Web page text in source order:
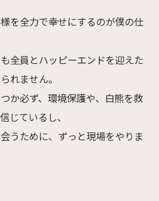
を全力で幸せにするのが僕の仕
全員とハッピーエンドを迎えた
れません。
か必ず、環境保護や、白熊を救
じているし、
うために、ずっと現場をやりま